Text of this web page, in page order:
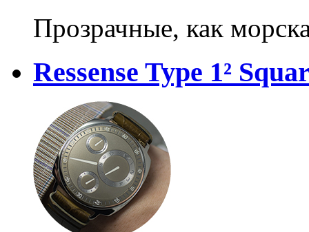
Прозрачные, как
Ressense Type 1²